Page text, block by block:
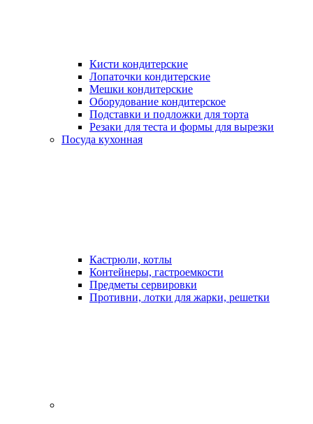
Кисти кондитерские
Лопаточки кондитерские
Мешки кондитерские
Оборудование кондитерское
Подставки и подложки для торта
Резаки для теста и формы для вырезки
Посуда кухонная
Кастрюли, котлы
Контейнеры, гастроемкости
Предметы сервировки
Противни, лотки для жарки, решетки